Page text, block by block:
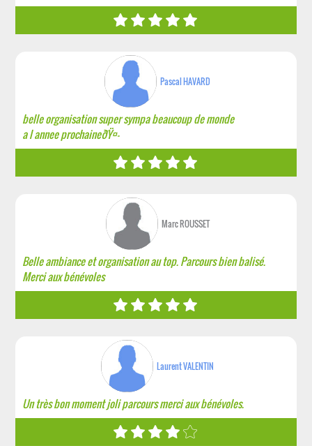
Pascal HAVARD
belle organisation super sympa beaucoup de monde
a l annee prochaineðŸ¤—
Marc ROUSSET
Belle ambiance et organisation au top. Parcours bien balisé.
Merci aux bénévoles
Laurent VALENTIN
Un très bon moment joli parcours merci aux bénévoles.